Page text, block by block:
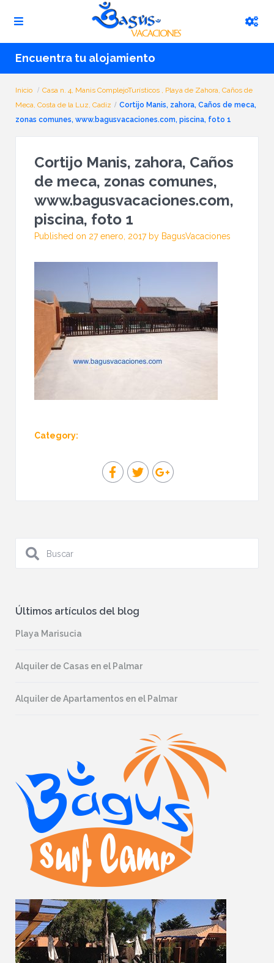
Encuentra tu alojamiento
Inicio
Casa n. 4, Manis ComplejoTurísticos , Playa de Zahora, Caños de
Meca, Costa de la Luz, Cadiz
Cortijo Manis, zahora, Caños de meca,
zonas comunes, www.bagusvacaciones.com, piscina, foto 1
Cortijo Manis, zahora, Caños
de meca, zonas comunes,
www.bagusvacaciones.com,
piscina, foto 1
Published on 27 enero, 2017 by BagusVacaciones
Category:
Últimos artículos del blog
Playa Marisucia
Alquiler de Casas en el Palmar
Alquiler de Apartamentos en el Palmar